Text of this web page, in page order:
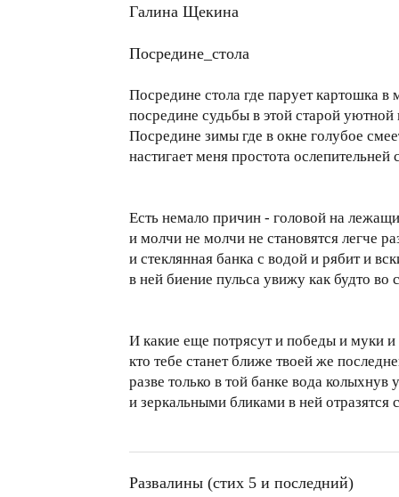
Галина Щекина
Посредине_стола
Посредине стола где парует картошка в
посредине судьбы в этой старой уютной
Посредине зимы где в окне голубое
настигает меня простота ослепительней
Есть немало причин - головой на
и молчи не молчи не становятся легче
и стеклянная банка с водой и рябит и
в ней биение пульса увижу как будто во
И какие еще потрясут и победы и муки и
кто тебе станет ближе твоей же
разве только в той банке вода колыхнув
и зеркальными бликами в ней отразятся
Развалины (стих 5 и последний)